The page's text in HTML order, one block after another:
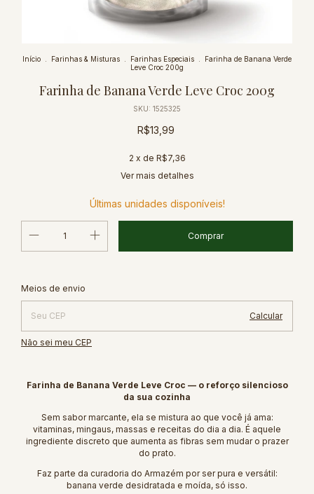
Início Farinhas & Misturas Farinhas Especiais
Farinha de Banana Verde
Leve Croc 200g
Farinha de Banana Verde Leve Croc 200g
SKU: 1525325
R$13,99
2 x de R$7,36
Ver mais detalhes
Últimas unidades disponíveis!
Entregas para o CEP:
Meios de envio
Calcular
Não sei meu CEP
Farinha de Banana Verde Leve Croc — o reforço silencioso
da sua cozinha
Sem sabor marcante, ela se mistura ao que você já ama:
vitaminas, mingaus, massas e receitas do dia a dia. É aquele
ingrediente discreto que aumenta as fibras sem mudar o prazer
do prato.
Faz parte da curadoria do Armazém por ser pura e versátil:
banana verde desidratada e moída, só isso.